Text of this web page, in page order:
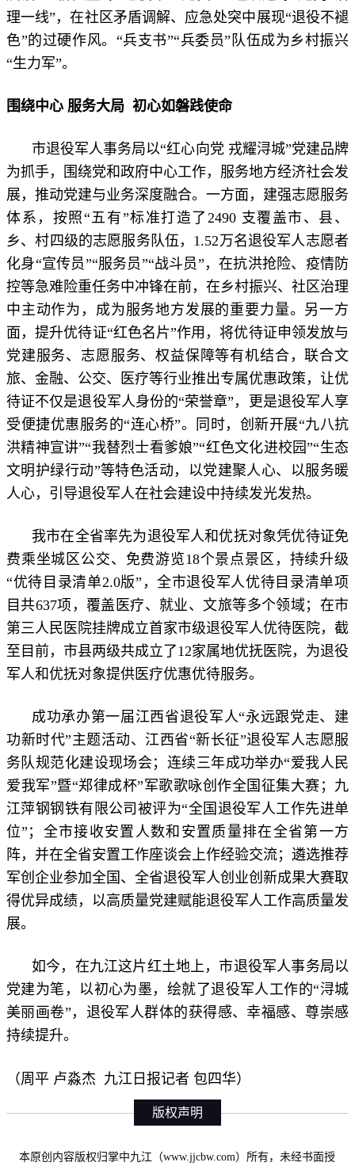
理一线”，在社区矛盾调解、应急处突中展现“退役不褪
色”的过硬作风。“兵支书”“兵委员”队伍成为乡村振兴
“生力军”。
围绕中心 服务大局 初心如磐践使命
市退役军人事务局以“红心向党 戎耀浔城”党建品牌
为抓手，围绕党和政府中心工作，服务地方经济社会发
展，推动党建与业务深度融合。一方面，建强志愿服务
体系，按照“五有”标准打造了2490 支覆盖市、县、
乡、村四级的志愿服务队伍，1.52万名退役军人志愿者
化身“宣传员”“服务员”“战斗员”，在抗洪抢险、疫情防
控等急难险重任务中冲锋在前，在乡村振兴、社区治理
中主动作为，成为服务地方发展的重要力量。另一方
面，提升优待证“红色名片”作用，将优待证申领发放与
党建服务、志愿服务、权益保障等有机结合，联合文
旅、金融、公交、医疗等行业推出专属优惠政策，让优
待证不仅是退役军人身份的“荣誉章”，更是退役军人享
受便捷优惠服务的“连心桥”。同时，创新开展“九八抗
洪精神宣讲”“我替烈士看爹娘”“红色文化进校园”“生态
文明护绿行动”等特色活动，以党建聚人心、以服务暖
人心，引导退役军人在社会建设中持续发光发热。
我市在全省率先为退役军人和优抚对象凭优待证免
费乘坐城区公交、免费游览18个景点景区，持续升级
“优待目录清单2.0版”，全市退役军人优待目录清单项
目共637项，覆盖医疗、就业、文旅等多个领域；在市
第三人民医院挂牌成立首家市级退役军人优待医院，截
至目前，市县两级共成立了12家属地优抚医院，为退役
军人和优抚对象提供医疗优惠优待服务。
成功承办第一届江西省退役军人“永远跟党走、建
功新时代”主题活动、江西省“新长征”退役军人志愿服
务队规范化建设现场会；连续三年成功举办“爱我人民
爱我军”暨“郑律成杯”军歌歌咏创作全国征集大赛；九
江萍钢钢铁有限公司被评为“全国退役军人工作先进单
位”；全市接收安置人数和安置质量排在全省第一方
阵，并在全省安置工作座谈会上作经验交流；遴选推荐
军创企业参加全国、全省退役军人创业创新成果大赛取
得优异成绩，以高质量党建赋能退役军人工作高质量发
展。
如今，在九江这片红土地上，市退役军人事务局以
党建为笔，以初心为墨，绘就了退役军人工作的“浔城
美丽画卷”，退役军人群体的获得感、幸福感、尊崇感
持续提升。
（周平 卢淼杰 九江日报记者 包四华）
版权声明
本原创内容版权归掌中九江（www.jjcbw.com）所有，未经书面授